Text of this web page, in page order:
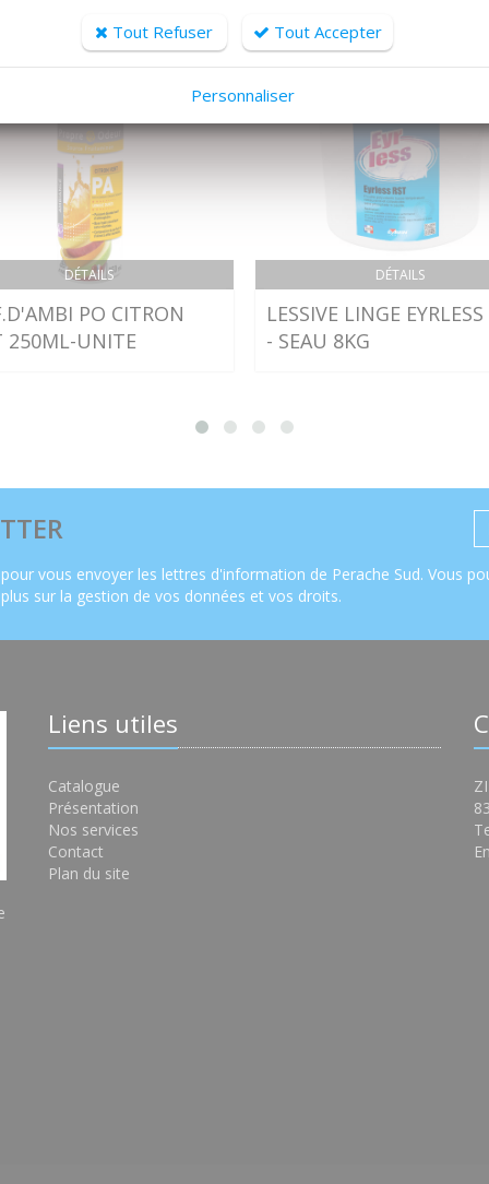
DÉTAILS
PO CITRON
250ML-UNITE
DÉTAILS
LESSIVE LINGE
- SEAU 8KG
vous envoyer les lettres d'information de Perache Sud. Vous
sur la gestion de vos données et vos droits.
Liens utiles
Catalogue
Présentation
Nos services
Contact
Plan du site
Tout Refuser Tout Accepter
Personnaliser